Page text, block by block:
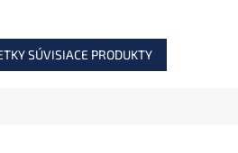
SÚVISIACE PRODUKTY